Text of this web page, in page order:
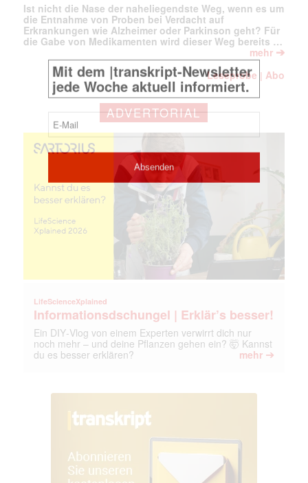
Ist nicht die Nase der naheliegendste Weg, wenn es um
die Entnahme von Proben bei Verdacht auf
Erkrankungen wie Alzheimer oder Parkinson geht? Für
die Gabe von Medikamenten wird dieser Weg bereits …
mehr ➔
Leseprobe | Abo
ADVERTORIAL
LifeScienceXplained
Informationsdschungel | Erklär’s besser!
Ein DIY‑Vlog von einem Experten verwirrt dich nur
noch mehr – und deine Pflanzen gehen ein? 🤯 Kannst
du es besser erklären?
mehr ➔